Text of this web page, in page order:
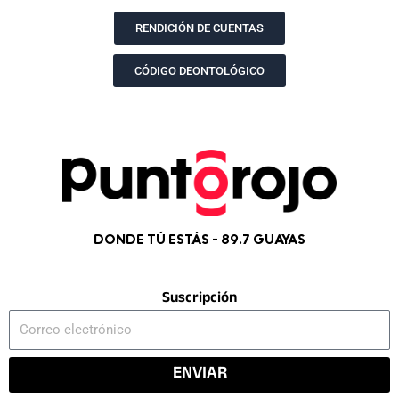
o
r
a
m
t
e
r
e
RENDICIÓN DE CUENTAS
CÓDIGO DEONTOLÓGICO
DONDE TÚ ESTÁS - 89.7 GUAYAS
Suscripción
ENVIAR